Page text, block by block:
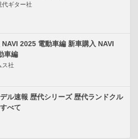
代ギター社
2025 電動車編 新車購入 NAVI
車編
ス社
ル速報 歴代シリーズ 歴代ランドクル
べて